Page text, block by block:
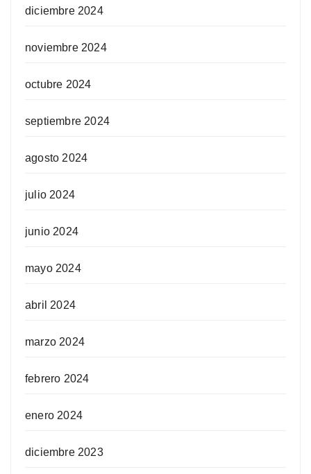
diciembre 2024
noviembre 2024
octubre 2024
septiembre 2024
agosto 2024
julio 2024
junio 2024
mayo 2024
abril 2024
marzo 2024
febrero 2024
enero 2024
diciembre 2023